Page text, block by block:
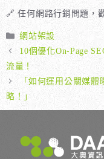
🔗 任何網路行銷問題，
分
類
網站架設
10個優化On-Page
流量！
「如何運用公關媒
略！」